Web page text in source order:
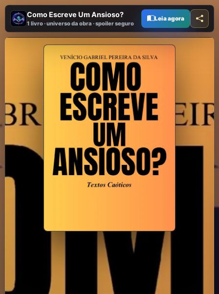
Como Escreve Um Ansioso?
1 livro · universo da obra · spoiler seguro
Leia agora